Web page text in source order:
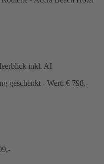
inkl. AI
geschenkt - Wert: € 798,-